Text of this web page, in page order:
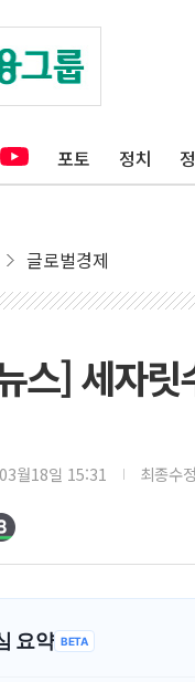
포토 정치
글로벌경제
스] 세자
월18일 15:31 최종수
요약 BETA